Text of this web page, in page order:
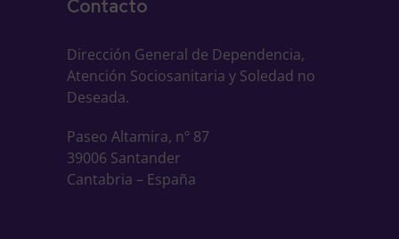
Contacto
Dirección General de Dependencia,
Atención Sociosanitaria y Soledad no
Deseada.
Paseo Altamira, nº 87
39006 Santander
Cantabria – España